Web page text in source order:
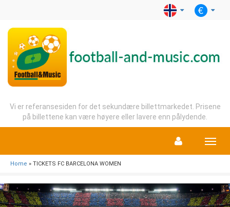
Vi er referansesiden for det sekundære billettmarkedet. Prisene
på billettene kan være høyere eller lavere enn pålydende.
Menu
Home » TICKETS FC BARCELONA WOMEN